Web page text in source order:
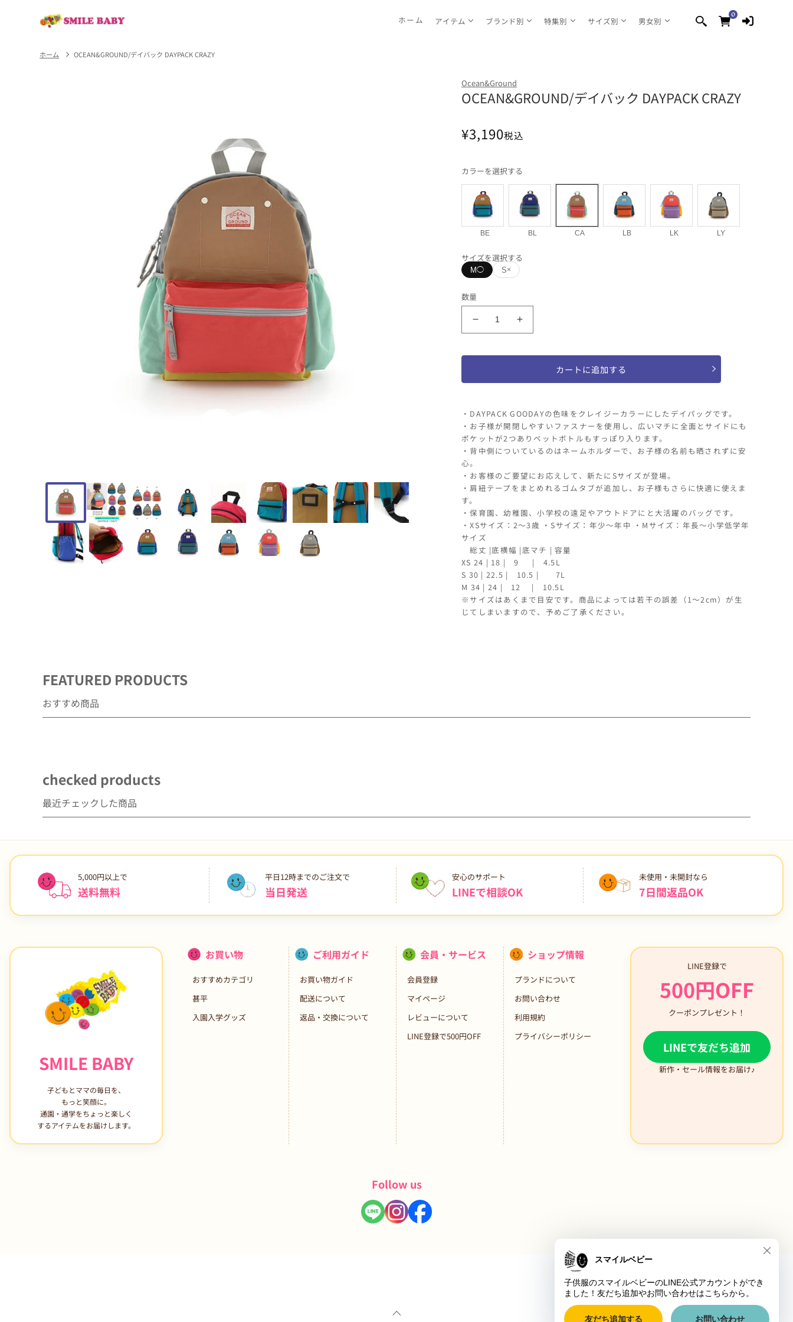
ンツに
ホーム アイテム ブランド別 特集別 サイズ別 男女別 00
個
ホーム OCEAN&GROUND/デイバック DAYPACK CRAZY
ー
メ
サイズを選択する
M◯ S×
カラーを選択する
BE BL CA LB LK LY
カラー
BL
Ocean&Ground
OCEAN&GROUND/デイバック DAYPACK CRAZY
通
常
格
¥3,190税込
数量
OCEAN&amp;GROUND/
ッ
CRAZY
の
数
を
減
す
OCEAN&amp;GROUND/
ッ
DAYPACK
CRAZY
の
数
を
増
す
カートに追加する
・DAYPACK GOODAYの色味をクレイジーカラーにしたデイパッグです。
・お子様が開閉しやすいファスナーを使用し、広いマチに全面とサイドにも
ポケットが2つありペットボトルもすっぽり入ります。
・背中側についているのはネームホルダーで、お子様の名前も晒されずに安
心。
・お客様のご要望にお応えして、新たにSサイズが登場。
・肩紐テープをまとめれるゴムタブが追加し、お子様もさらに快適に使えま
す。
・保育園、幼稚園、小学校の遠足やアウトドアにと大活躍のバッグです。
・XSサイズ：2〜3歳 ・Sサイズ：年少〜年中 ・Mサイズ：年長〜小学低学年
サイズ
総丈 |底横幅 |底マチ | 容量
XS 24 | 18 | 9 | 4.5L
S 30 | 22.5 | 10.5 | 7L
M 34 | 24 | 12 | 10.5L
※サイズはあくまで目安です。商品によっては若干の誤差（1〜2cm）が生
じてしまいますので、予めご了承ください。
FEATURED PRODUCTS
おすすめ商品
checked products
最近チェックした商品
5,000円以上で
送料無料
平日12時までのご注文で
当日発送
安心のサポート
LINEで相談OK
未使用・未開封なら
7日間返品OK
SMILE BABY
子どもとママの毎日を、
もっと笑顔に。
通園・通学をちょっと楽しく
するアイテムをお届けします。
お買い物
おすすめカテゴリ
甚平
入園入学グッズ
ご利用ガイド
お買い物ガイド
配送について
返品・交換について
会員・サービス
会員登録
マイページ
レビューについて
LINE登録で500円OFF
ショップ情報
プランドについて
お問い合わせ
利用規約
プライバシーポリシー
LINE登録で
500円OFF
クーポンプレゼント！
LINEで友だち追加
新作・セール情報をお届け♪
Follow us